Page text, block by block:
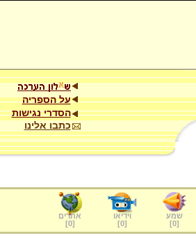
על הספריה
הסדרי נגישות
כתבו אלינו
שמע
[
0
]
וידיאו
[
0
]
אתרים
[
0
]